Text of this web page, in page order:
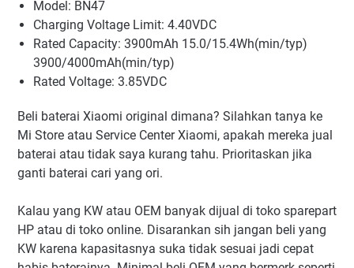
Model: BN47
Charging Voltage Limit: 4.40VDC
Rated Capacity: 3900mAh 15.0/15.4Wh(min/typ)
3900/4000mAh(min/typ)
Rated Voltage: 3.85VDC
Beli baterai Xiaomi original dimana? Silahkan tanya ke
Mi Store atau Service Center Xiaomi, apakah mereka jual
baterai atau tidak saya kurang tahu. Prioritaskan jika
ganti baterai cari yang ori.
Kalau yang KW atau OEM banyak dijual di toko sparepart
HP atau di toko online. Disarankan sih jangan beli yang
KW karena kapasitasnya suka tidak sesuai jadi cepat